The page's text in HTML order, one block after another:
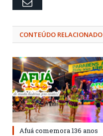
Email
CONTEÚDO RELACIONADO
Afuá comemora 136 anos